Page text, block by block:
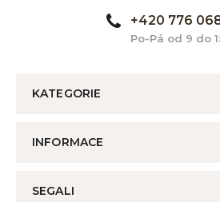
+420 776
Po-Pá od 9 do
KATEGORIE
INFORMACE
SEGALI